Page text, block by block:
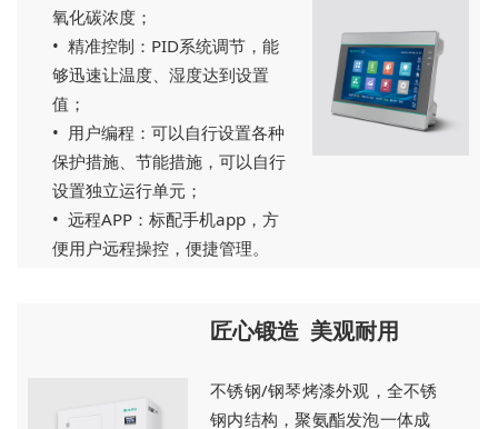
氧化碳浓度；
• 精准控制：PID系统调节，能
够迅速让温度、湿度达到设置
值；
• 用户编程：可以自行设置各种
保护措施、节能措施，可以自行
设置独立运行单元；
• 远程APP：标配手机app，方
便用户远程操控，便捷管理。
匠心锻造 美观耐用
不锈钢/钢琴烤漆外观，全不锈
钢内结构，聚氨酯发泡一体成